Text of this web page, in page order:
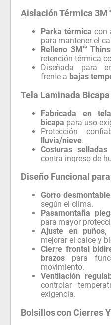
Aislación Térmica
Parka térmica con
para mantener el
Relleno 3M™
retención térmica
Diseñada para
frente a bajas
Tela Laminada
Fabricada en
bicapa para uso
Protección
lluvia/nieve.
Costuras selladas
contra ingreso de
Diseño Funcional
Gorro desmontable
según el clima.
Pasamontaña
para mayor
Ajuste en
mejorar el calce y
Cierre frontal
brazos para
movimiento.
Ventilación
controlar
exigencia.
Bolsillos con Cierres